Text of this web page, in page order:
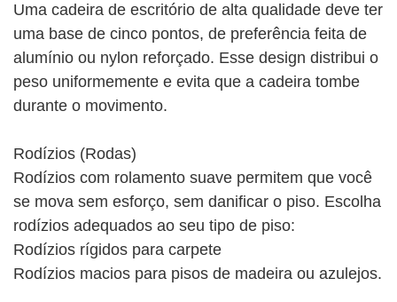
Uma cadeira de escritório de alta qualidade deve ter
uma base de cinco pontos, de preferência feita de
alumínio ou nylon reforçado. Esse design distribui o
peso uniformemente e evita que a cadeira tombe
durante o movimento.
Rodízios (Rodas)
Rodízios com rolamento suave permitem que você
se mova sem esforço, sem danificar o piso. Escolha
rodízios adequados ao seu tipo de piso:
Rodízios rígidos para carpete
Rodízios macios para pisos de madeira ou azulejos.